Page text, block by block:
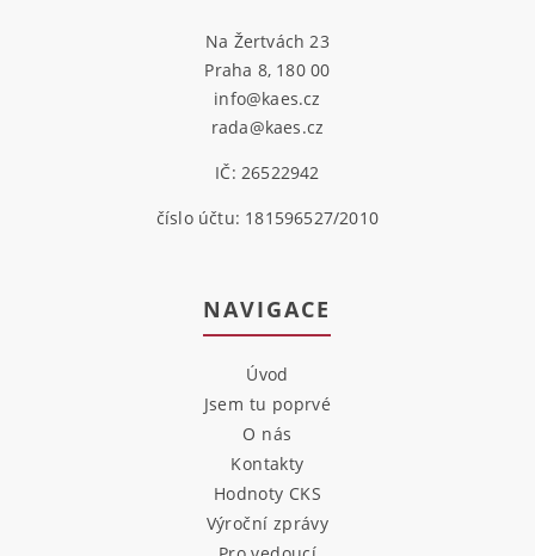
Na Žertvách 23
Praha 8, 180 00
info@kaes.cz
rada@kaes.cz
IČ: 26522942
číslo účtu: 181596527/2010
NAVIGACE
Úvod
Jsem tu poprvé
O nás
Kontakty
Hodnoty CKS
Výroční zprávy